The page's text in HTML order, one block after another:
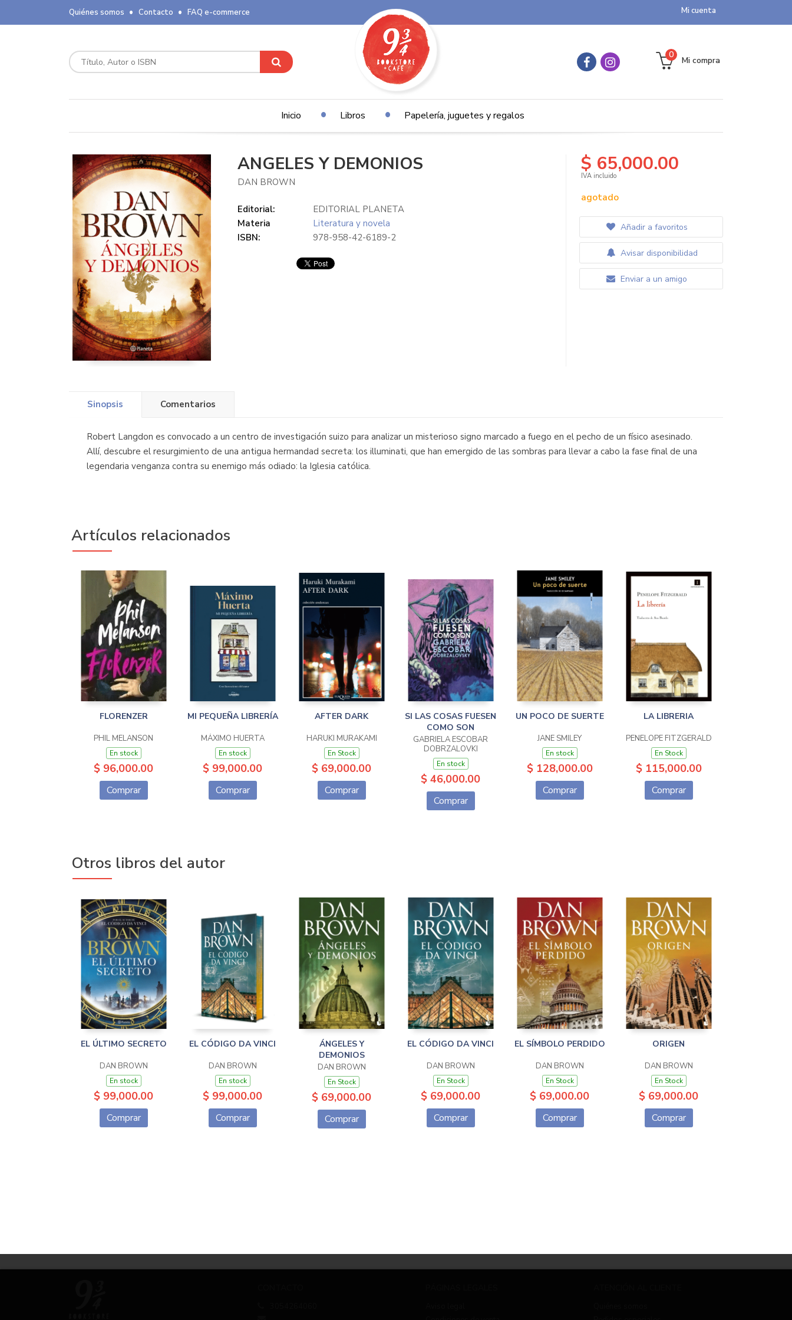
Mi cuenta
Quiénes somos Contacto FAQ e-commerce
Mi compra
0
Inicio Libros Papelería, juguetes y regalos
ANGELES Y DEMONIOS
DAN BROWN
Editorial:
EDITORIAL PLANETA
Materia
Literatura y novela
ISBN:
978-958-42-6189-2
$ 65,000.00
IVA incluido
agotado
Añadir a favoritos
Avisar disponibilidad
Enviar a un amigo
Sinopsis Comentarios
Robert Langdon es convocado a un centro de investigación suizo para analizar un misterioso signo marcado a fuego en el pecho de un físico asesinado.
Allí, descubre el resurgimiento de una antigua hermandad secreta: los illuminati, que han emergido de las sombras para llevar a cabo la fase final de una
legendaria venganza contra su enemigo más odiado: la Iglesia católica.
Artículos relacionados
FLORENZER
PHIL MELANSON
En stock
$ 96,000.00
Comprar
MI PEQUEÑA LIBRERÍA
MÁXIMO HUERTA
En stock
$ 99,000.00
Comprar
AFTER DARK
HARUKI MURAKAMI
En Stock
$ 69,000.00
Comprar
SI LAS COSAS FUESEN
COMO SON
GABRIELA ESCOBAR
DOBRZALOVKI
En stock
$ 46,000.00
Comprar
UN POCO DE SUERTE
JANE SMILEY
En stock
$ 128,000.00
Comprar
LA LIBRERIA
PENELOPE FITZGERALD
En Stock
$ 115,000.00
Comprar
Otros libros del autor
EL ÚLTIMO SECRETO
DAN BROWN
En stock
$ 99,000.00
Comprar
EL CÓDIGO DA VINCI
DAN BROWN
En stock
$ 99,000.00
Comprar
ÁNGELES Y
DEMONIOS
DAN BROWN
En Stock
$ 69,000.00
Comprar
EL CÓDIGO DA VINCI
DAN BROWN
En Stock
$ 69,000.00
Comprar
EL SÍMBOLO PERDIDO
DAN BROWN
En Stock
$ 69,000.00
Comprar
ORIGEN
DAN BROWN
En Stock
$ 69,000.00
Comprar